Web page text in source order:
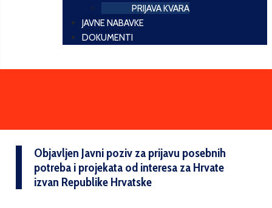
PRIJAVA KVARA
JAVNE NABAVKE
DOKUMENTI
Objavljen Javni poziv za prijavu posebnih
potreba i projekata od interesa za Hrvate
izvan Republike Hrvatske